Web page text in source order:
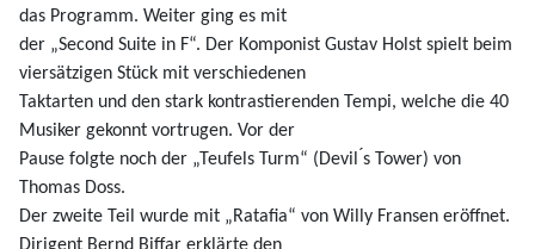
das Programm. Weiter ging es mit
der „Second Suite in F“. Der Komponist Gustav Holst spielt beim
viersätzigen Stück mit verschiedenen
Taktarten und den stark kontrastierenden Tempi, welche die 40
Musiker gekonnt vortrugen. Vor der
Pause folgte noch der „Teufels Turm“ (Devil ́s Tower) von
Thomas Doss.
Der zweite Teil wurde mit „Ratafia“ von Willy Fransen eröffnet.